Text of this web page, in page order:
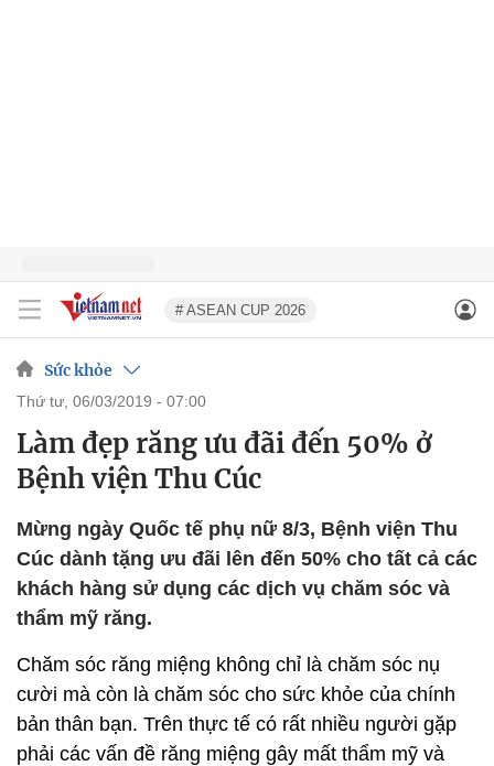
# ASEAN CUP 2026
Sức khỏe
thứ tư, 06/03/2019 - 07:00
Làm đẹp răng ưu đãi đến 50% ở
Bệnh viện Thu Cúc
Mừng ngày Quốc tế phụ nữ 8/3, Bệnh viện Thu
Cúc dành tặng ưu đãi lên đến 50% cho tất cả các
khách hàng sử dụng các dịch vụ chăm sóc và
thẩm mỹ răng.
Chăm sóc răng miệng không chỉ là chăm sóc nụ
cười mà còn là chăm sóc cho sức khỏe của chính
bản thân bạn. Trên thực tế có rất nhiều người gặp
phải các vấn đề răng miệng gây mất thẩm mỹ và